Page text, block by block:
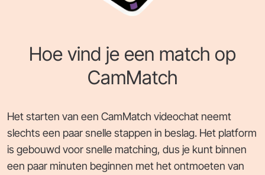
Hoe vind je een match op
CamMatch
Het starten van een CamMatch videochat neemt
slechts een paar snelle stappen in beslag. Het platform
is gebouwd voor snelle matching, dus je kunt binnen
een paar minuten beginnen met het ontmoeten van